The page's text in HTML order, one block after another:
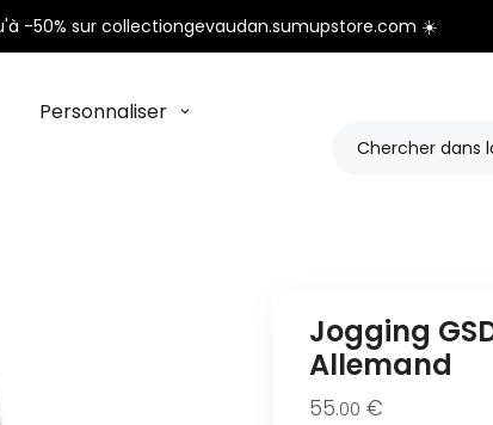
-50% sur collectiongevaudan.sumupstore.com ☀️
Personnaliser
Jogging
Allemand
55.00 €